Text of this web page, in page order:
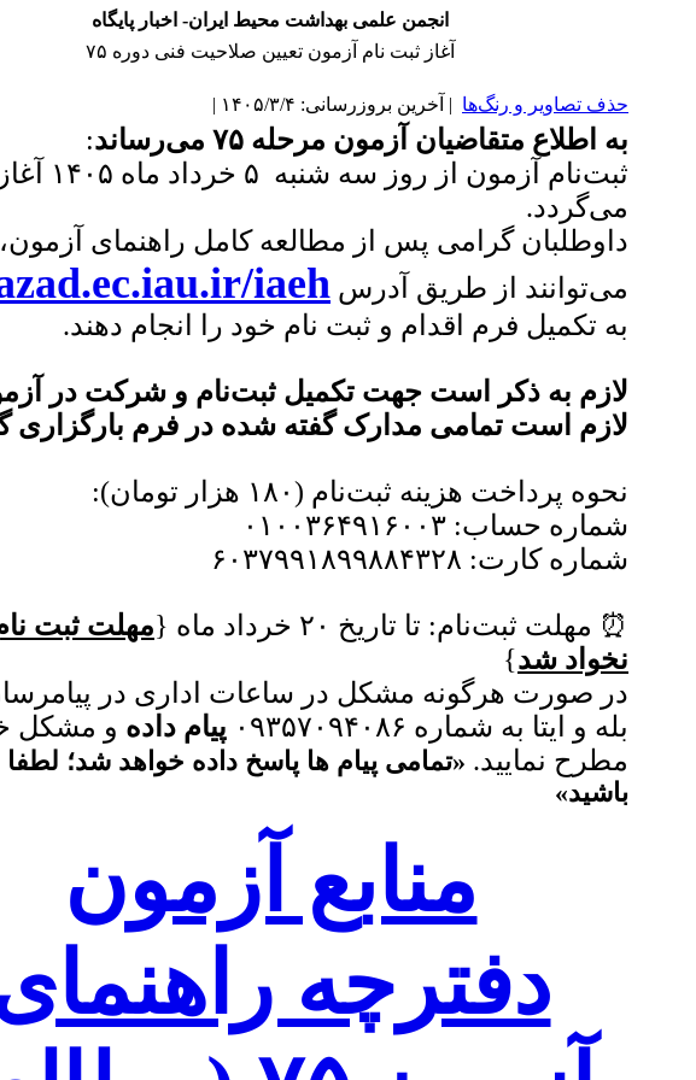
انجمن علمی بهداشت محیط ایران- اخبار پایگاه
آغاز ثبت نام آزمون تعیین صلاحیت فنی دوره ۷۵
حذف تصاویر و رنگ‌ها | آخرین بروزرسانی: ۱۴۰۵/۳/۴ |
به اطلاع متقاضیان آزمون مرحله ۷۵ می‌رساند
:
ثبت‌نام آزمون از روز سه شنبه ۵ خرداد ماه ۱۴۰۵ آغاز
می‌گردد.
داوطلبان گرامی پس از مطالعه کامل راهنمای آزمون،
می‌توانند از طریق آدرس iaeh
به تکمیل فرم اقدام و ثبت نام خود را انجام دهند.
لازم به ذکر است جهت تکمیل ثبت‌نام و شرکت در
لازم است تمامی مدارک گفته شده در فرم بارگزاری
نحوه پرداخت هزینه ثبت‌نام (۱۸۰ هزار تومان):
شماره حساب: ۰۱۰۰۳۶۴۹۱۶۰۰۳
شماره کارت: ۶۰۳۷۹۹۱۸۹۹۸۸۴۳۲۸
⏰ مهلت ثبت‌نام: تا تاریخ ۲۰ خرداد ماه {
مهلت ثبت
نخواد شد}
در صورت هرگونه مشکل در ساعات اداری در
بله و ایتا به شماره ۰۹۳۵۷۰۹۴۰۸۶
پیام داده و مشکل
مطرح نمایید. «تمامی پیام ها پاسخ داده خواهد شد؛ لطفا
باشید»
منابع آزمون
دفترچه